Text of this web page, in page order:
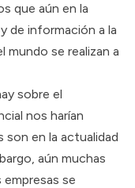
que aún en la
de información a la
mundo se realizan a
sobre el
nos harían
son en la actualidad
aún muchas
empresas se